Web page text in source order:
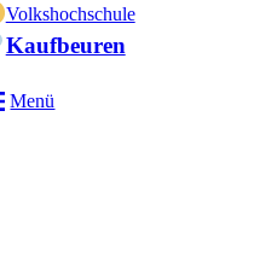
Volkshochschule
Kaufbeuren
Menü